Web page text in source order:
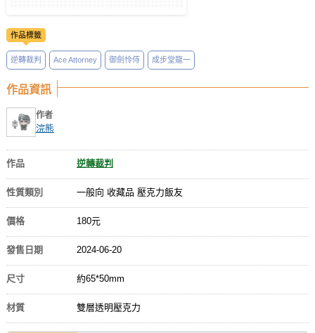
作品標籤
逆轉裁判 Ace Attorney 御劍怜侍 成步堂龍一
作品資訊
作者
浣熊
作品 逆轉裁判
性質類別 一般向 收藏品 壓克力飯友
價格 180元
發售日期 2024-06-20
尺寸 約65*50mm
材質 雙層透明壓克力